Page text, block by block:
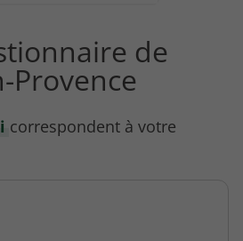
de
Provence
correspondent à votre